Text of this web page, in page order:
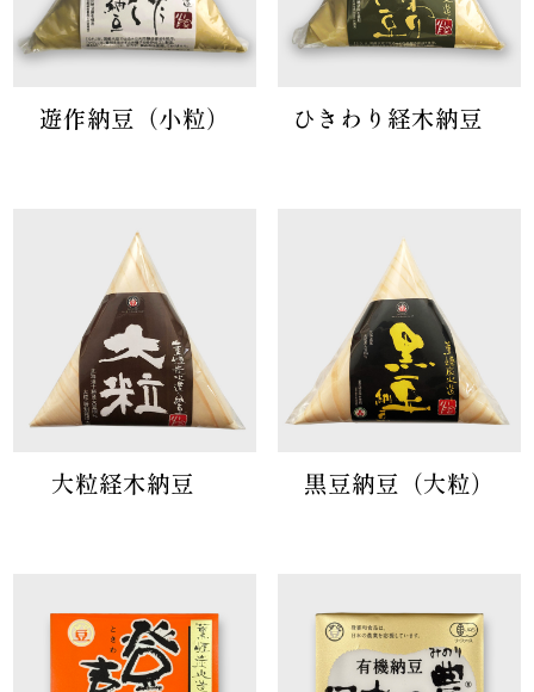
遊作納豆（小粒） ひきわり経木納豆
大粒経木納豆 黒豆納豆（大粒）